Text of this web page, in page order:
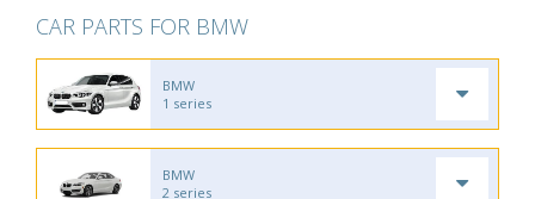
CAR PARTS FOR BMW
BMW
1 series
BMW
2 series